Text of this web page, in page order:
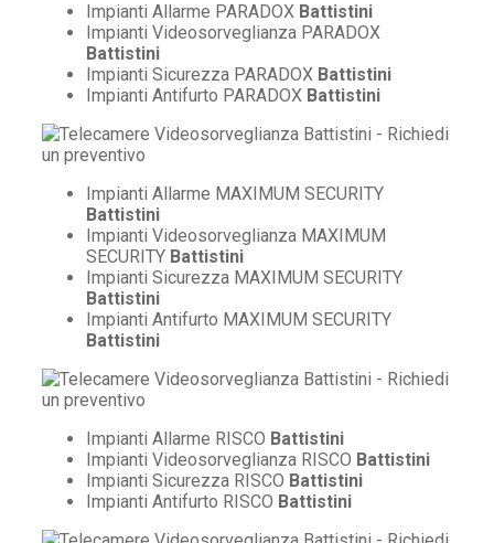
Impianti Allarme PARADOX Battistini
Impianti Videosorveglianza PARADOX
Battistini
Impianti Sicurezza PARADOX Battistini
Impianti Antifurto PARADOX Battistini
Impianti Allarme MAXIMUM SECURITY
Battistini
Impianti Videosorveglianza MAXIMUM
SECURITY Battistini
Impianti Sicurezza MAXIMUM SECURITY
Battistini
Impianti Antifurto MAXIMUM SECURITY
Battistini
Impianti Allarme RISCO Battistini
Impianti Videosorveglianza RISCO Battistini
Impianti Sicurezza RISCO Battistini
Impianti Antifurto RISCO Battistini